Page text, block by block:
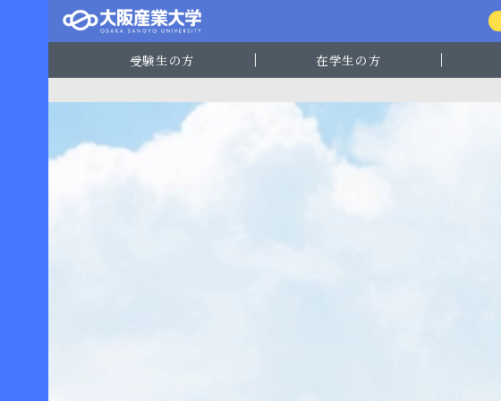
受験生の方 在学生の方